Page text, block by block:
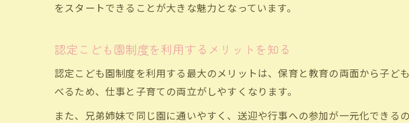
認定こども園に通う前に知
認定区分ごとの利用条
子育て世帯が知ってお
をスタートできることが大きな魅力となっています。
認定こども園制度を利用するメリットを知る
認定こども園制度を利用する最大のメリットは、保育と教育の両面から子
べるため、仕事と子育ての両立がしやすくなります。
また、兄弟姉妹で同じ園に通いやすく、送迎や行事への参加が一元化でき